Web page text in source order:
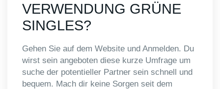
VERWENDUNG GRÜNE
SINGLES?
Gehen Sie auf dem Website und Anmelden. Du
wirst sein angeboten diese kurze Umfrage um
suche der potentieller Partner sein schnell und
bequem. Mach dir keine Sorgen seit dem